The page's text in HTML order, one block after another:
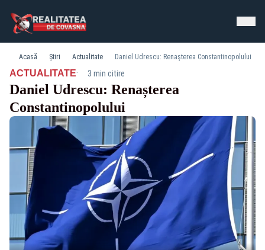
Acasă Știri Actualitate Daniel Udrescu: Renașterea Constantinopolului
ACTUALITATE· 3 min citire
Daniel Udrescu: Renașterea
Constantinopolului